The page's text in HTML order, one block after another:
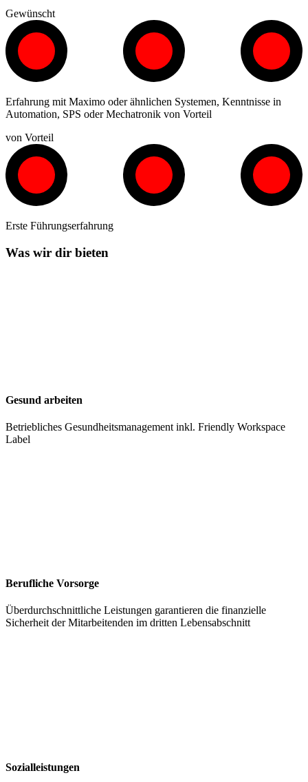
Gewünscht
Erfahrung mit Maximo oder ähnlichen Systemen, Kenntnisse in
Automation, SPS oder Mechatronik von Vorteil
von Vorteil
Erste Führungserfahrung
Was wir dir bieten
Gesund arbeiten
Betriebliches Gesundheitsmanagement inkl. Friendly Workspace
Label
Berufliche Vorsorge
Überdurchschnittliche Leistungen garantieren die finanzielle
Sicherheit der Mitarbeitenden im dritten Lebensabschnitt
Sozialleistungen